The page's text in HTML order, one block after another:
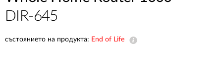
DIR-645
състоянието на продукта: End of Life